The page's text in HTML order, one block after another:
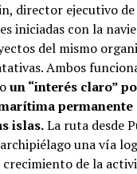
director ejecutivo
iniciadas con la
del mismo
Ambos
un “interés claro”
permanente
islas.La ruta desde
una vía
de la